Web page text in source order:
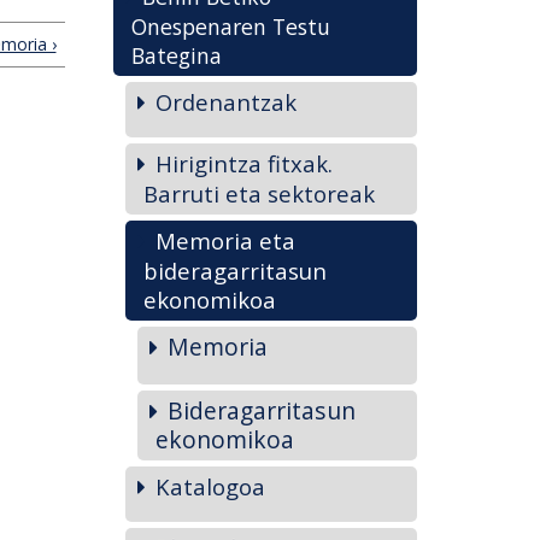
›
Onespenaren Testu
Bategina
Ordenantzak
Hirigintza fitxak.
Barruti eta sektoreak
Memoria eta
bideragarritasun
ekonomikoa
Memoria
Bideragarritasun
ekonomikoa
Katalogoa